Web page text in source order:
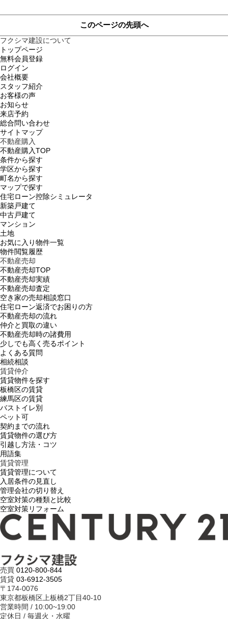
このページの先頭へ
フクシマ建設について
トップページ
無料会員登録
ログイン
会社概要
スタッフ紹介
お客様の声
お知らせ
来店予約
総合問い合わせ
サイトマップ
不動産購入
不動産購入TOP
条件から探す
学区から探す
町名から探す
マップで探す
住宅ローン控除シミュレータ
新築戸建て
中古戸建て
マンション
土地
お気に入り物件一覧
物件閲覧履歴
不動産売却
不動産売却TOP
不動産売却実績
不動産売却査定
空き家の売却相談窓口
住宅ローン返済でお困りの方
不動産売却の流れ
仲介と買取の違い
不動産売却時の諸費用
少しでも高く売るポイント
よくある質問
相続相談
賃貸仲介
賃貸物件を探す
板橋区の賃貸
練馬区の賃貸
バストイレ別
ペット可
契約までの流れ
賃貸物件の選び方
引越し方法・コツ
用語集
賃貸管理
賃貸管理について
入居条件の見直し
管理会社の切り替え
空室対策の種類と比較
空室対策リフォーム
売買 0120-800-844
賃貸 03-6912-3505
〒174-0076
東京都板橋区上板橋2丁目40-10
営業時間 / 10:00~19:00
定休日 / 毎週火・水曜